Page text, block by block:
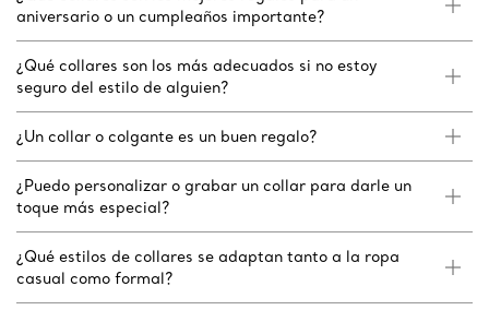
aniversario o un cumpleaños importante?
¿Qué collares son los más adecuados si no estoy
seguro del estilo de alguien?
¿Un collar o colgante es un buen regalo?
¿Puedo personalizar o grabar un collar para darle un
toque más especial?
¿Qué estilos de collares se adaptan tanto a la ropa
casual como formal?